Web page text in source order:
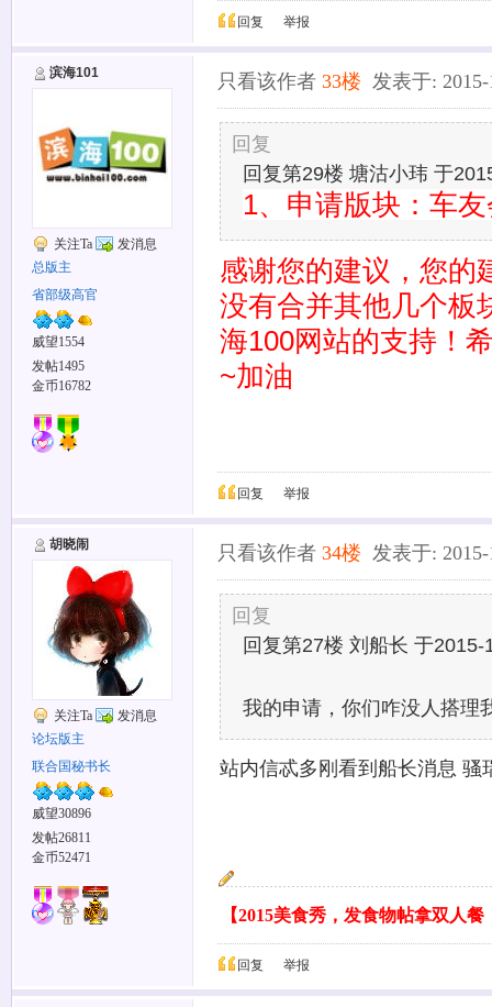
回复 举报
滨海101
关注Ta
发消息
总版主
省部级高官
威望1554
发帖1495
金币16782
只看该作者 33楼 发表于: 2015-
回复
回复第29楼 塘沽小玮 于
1、申请版块：车
感谢您的建议，您的
没有合并其他几个板
海100网站的支持！
~加油
回复 举报
胡晓闹
关注Ta
发消息
论坛版主
联合国秘书长
威望30896
发帖26811
金币52471
只看该作者 34楼 发表于: 2015-
回复
回复第27楼 刘船长 于
我的申请，你们咋没人搭理
站内信忒多刚看到船长消息 骚
【2015美食秀，发食物帖拿双人
回复 举报